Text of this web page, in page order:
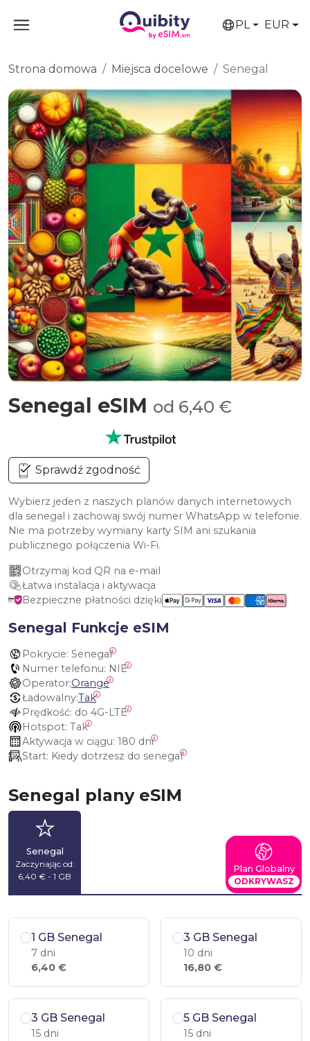
PL EUR
Strona domowa Miejsca docelowe Senegal
Senegal eSIM od 6,40 €
Sprawdź zgodność
Wybierz jeden z naszych planów danych internetowych
dla senegal i zachowaj swój numer WhatsApp w telefonie.
Nie ma potrzeby wymiany karty SIM ani szukania
publicznego połączenia Wi-Fi.
Otrzymaj kod QR na e-mail
Łatwa instalacja i aktywacja
Bezpieczne płatności dzięki
Senegal Funkcje eSIM
Pokrycie: Senegal
Numer telefonu: NIE
Operator:Orange
Ładowalny:Tak
Prędkość: do 4G-LTE
Hotspot: Tak
Aktywacja w ciągu: 180 dni
Start: Kiedy dotrzesz do senegal
Senegal plany eSIM
Senegal
Zaczynając od:
6,40 € - 1 GB
Plan Globalny
ODKRYWASZ
1 GB Senegal
7 dni
6,40 €
3 GB Senegal
10 dni
16,80 €
3 GB Senegal
15 dni
5 GB Senegal
15 dni